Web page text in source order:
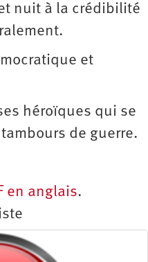
nuit à la crédibilité
et
héroïques qui se
de guerre.
en anglais.